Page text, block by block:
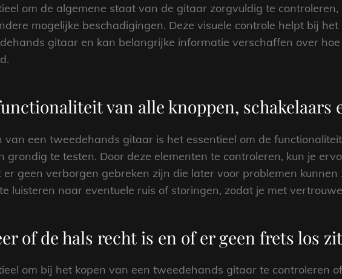
om de algemene staat van de gitaar zorgvuldig te
mogelijke beschadigingen. Deze visuele controle helpt bij
gitaar en kan belangrijke informatie verschaffen over
van alle knoppen, schakelaars
van een tweedehands gitaar is het essentieel om de
grondig te testen. Door deze elementen te controleren, kun je
geen verborgen gebreken zijn die later voor problemen kunnen
luisteren naar eventuele ruis of storingen, zodat je met
of de hals recht is en of er geen frets los
om bij het kopen van een tweedehands gitaar te controleren